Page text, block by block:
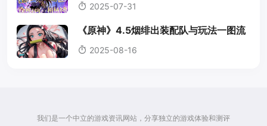
2025-07-31
《原神》4.5烟绯出装配队与玩法一图流
2025-08-16
我们是一个中立的游戏资讯网站，分享独立的游戏体验和测评